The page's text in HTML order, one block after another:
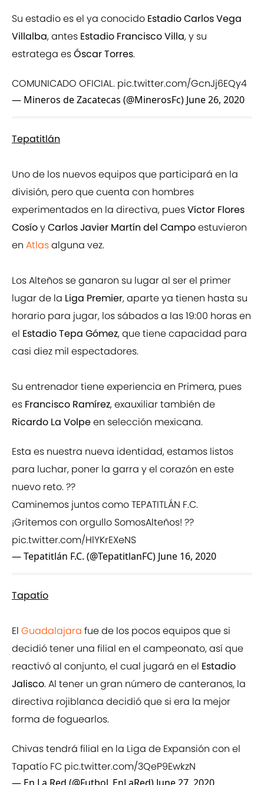
Su estadio es el ya conocido Estadio Carlos Vega
Villalba, antes Estadio Francisco Villa, y su
estratega esÓscar Torres.
COMUNICADO OFICIAL. pic.twitter.com/GcnJj6EQy4
— Mineros de Zacatecas (@MinerosFc) June 26, 2020
Tepatitlán
Uno de los nuevos equipos que participará en la
división, pero que cuenta con hombres
experimentados en la directiva, puesVíctor Flores
CosíoyCarlos Javier Martín del Campoestuvieron
en Atlasalguna vez.
Los Alteños se ganaron su lugar al ser el primer
lugar de la Liga Premier, aparte ya tienen hasta su
horario para jugar, los sábados a las 19:00 horas en
el Estadio Tepa Gómez, que tiene capacidad para
casi diez mil espectadores.
Su entrenador tiene experiencia en Primera, pues
es Francisco Ramírez, exauxiliar también de
Ricardo La Volpeen selección mexicana.
Esta es nuestra nueva identidad, estamos listos
para luchar, poner la garra y el corazón en este
nuevo reto. ??
Caminemos juntos como TEPATITLÁN F.C.
¡Gritemos con orgullo SomosAlteños! ??
pic.twitter.com/HlYKrEXeNS
— Tepatitlán F.C. (@TepatitlanFC) June 16, 2020
Tapatío
El Guadalajara fue de los pocos equipos que si
decidió tener una filial en el campeonato, así que
reactivó al conjunto, el cual jugará en el Estadio
Jalisco. Al tener un gran número de canteranos, la
directiva rojiblanca decidió que si era la mejor
forma de foguearlos.
Chivas tendrá filial en la Liga de Expansión con el
Tapatío FC pic.twitter.com/3QeP9EwkzN